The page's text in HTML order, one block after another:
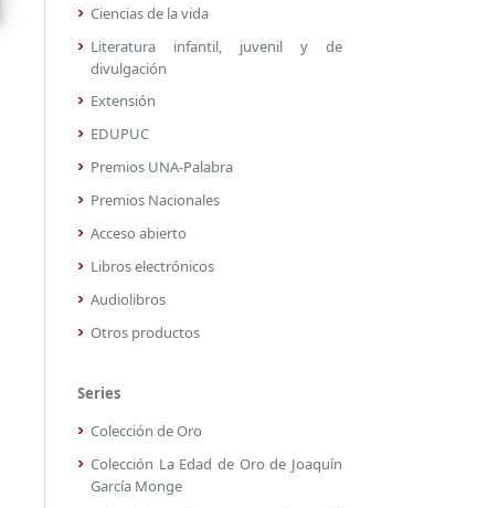
Ciencias de la vida
Literatura infantil, juvenil y de
divulgación
Extensión
EDUPUC
Premios UNA-Palabra
Premios Nacionales
Acceso abierto
Libros electrónicos
Audiolibros
Otros productos
Series
Colección de Oro
Colección La Edad de Oro de Joaquín
García Monge